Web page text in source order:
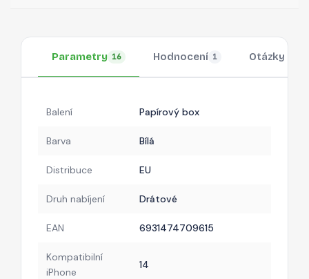
Parametry 16 Hodnocení 1 Otázky
Balení Papírový box
Barva Bílá
Distribuce EU
Druh nabíjení Drátové
EAN 6931474709615
Kompatibilní
iPhone
14